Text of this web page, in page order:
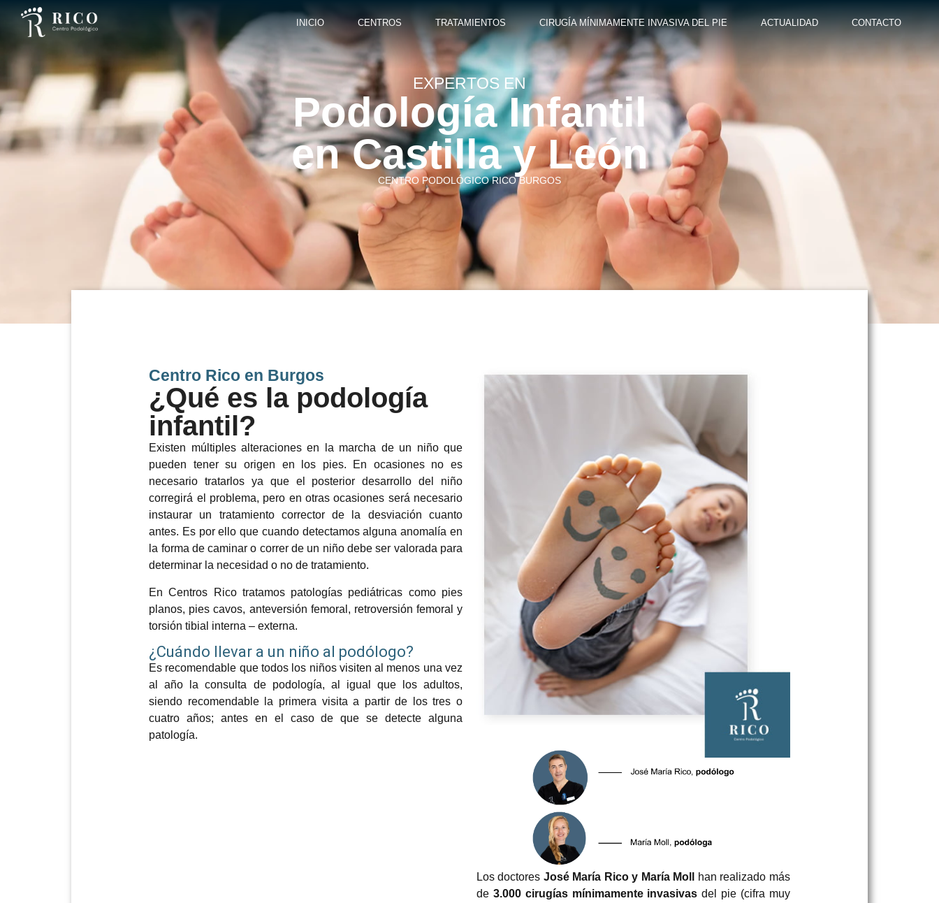
INICIO CENTROS TRATAMIENTOS CIRUGÍA MÍNIMAMENTE INVASIVA DEL PIE ACTUALIDAD CONTACTO
EXPERTOS EN
Podología Infantil
en Castilla y León
CENTRO PODOLÓGICO RICO BURGOS
Centro Rico en Burgos
¿Qué es la podología
infantil?
Existen múltiples alteraciones en la marcha de un niño que
pueden tener su origen en los pies. En ocasiones no es
necesario tratarlos ya que el posterior desarrollo del niño
corregirá el problema, pero en otras ocasiones será necesario
instaurar un tratamiento corrector de la desviación cuanto
antes. Es por ello que cuando detectamos alguna anomalía en
la forma de caminar o correr de un niño debe ser valorada para
determinar la necesidad o no de tratamiento.
En Centros Rico tratamos patologías pediátricas como pies
planos, pies cavos, anteversión femoral, retroversión femoral y
torsión tibial interna – externa.
¿Cuándo llevar a un niño al podólogo?
Es recomendable que todos los niños visiten al menos una vez
al año la consulta de podología, al igual que los adultos,
siendo recomendable la primera visita a partir de los tres o
cuatro años; antes en el caso de que se detecte alguna
patología.
Los doctores José María Rico y María Moll
han realizado más
de 3.000 cirugías mínimamente invasivas del pie (cifra muy